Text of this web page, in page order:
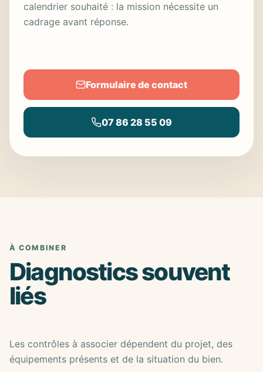
calendrier souhaité : la mission nécessite un
cadrage avant réponse.
Formulaire de contact
07 86 28 55 09
À COMBINER
Diagnostics souvent
liés
Les contrôles à associer dépendent du projet, des
équipements présents et de la situation du bien.